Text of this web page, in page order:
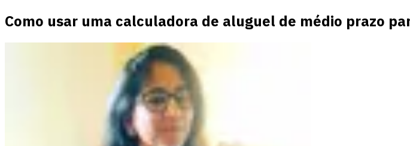
Como usar uma calculadora de aluguel de médio prazo